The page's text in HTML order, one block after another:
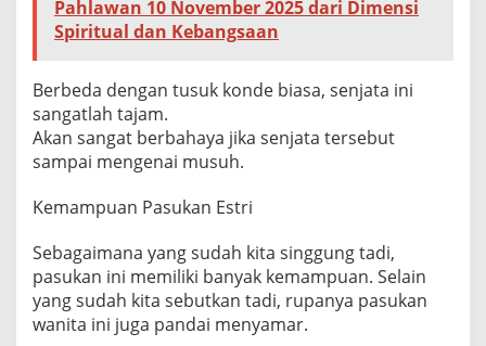
Pahlawan 10 November 2025 dari Dimensi
Spiritual dan Kebangsaan
Berbeda dengan tusuk konde biasa, senjata ini
sangatlah tajam.
Akan sangat berbahaya jika senjata tersebut
sampai mengenai musuh.
Kemampuan Pasukan Estri
Sebagaimana yang sudah kita singgung tadi,
pasukan ini memiliki banyak kemampuan. Selain
yang sudah kita sebutkan tadi, rupanya pasukan
wanita ini juga pandai menyamar.